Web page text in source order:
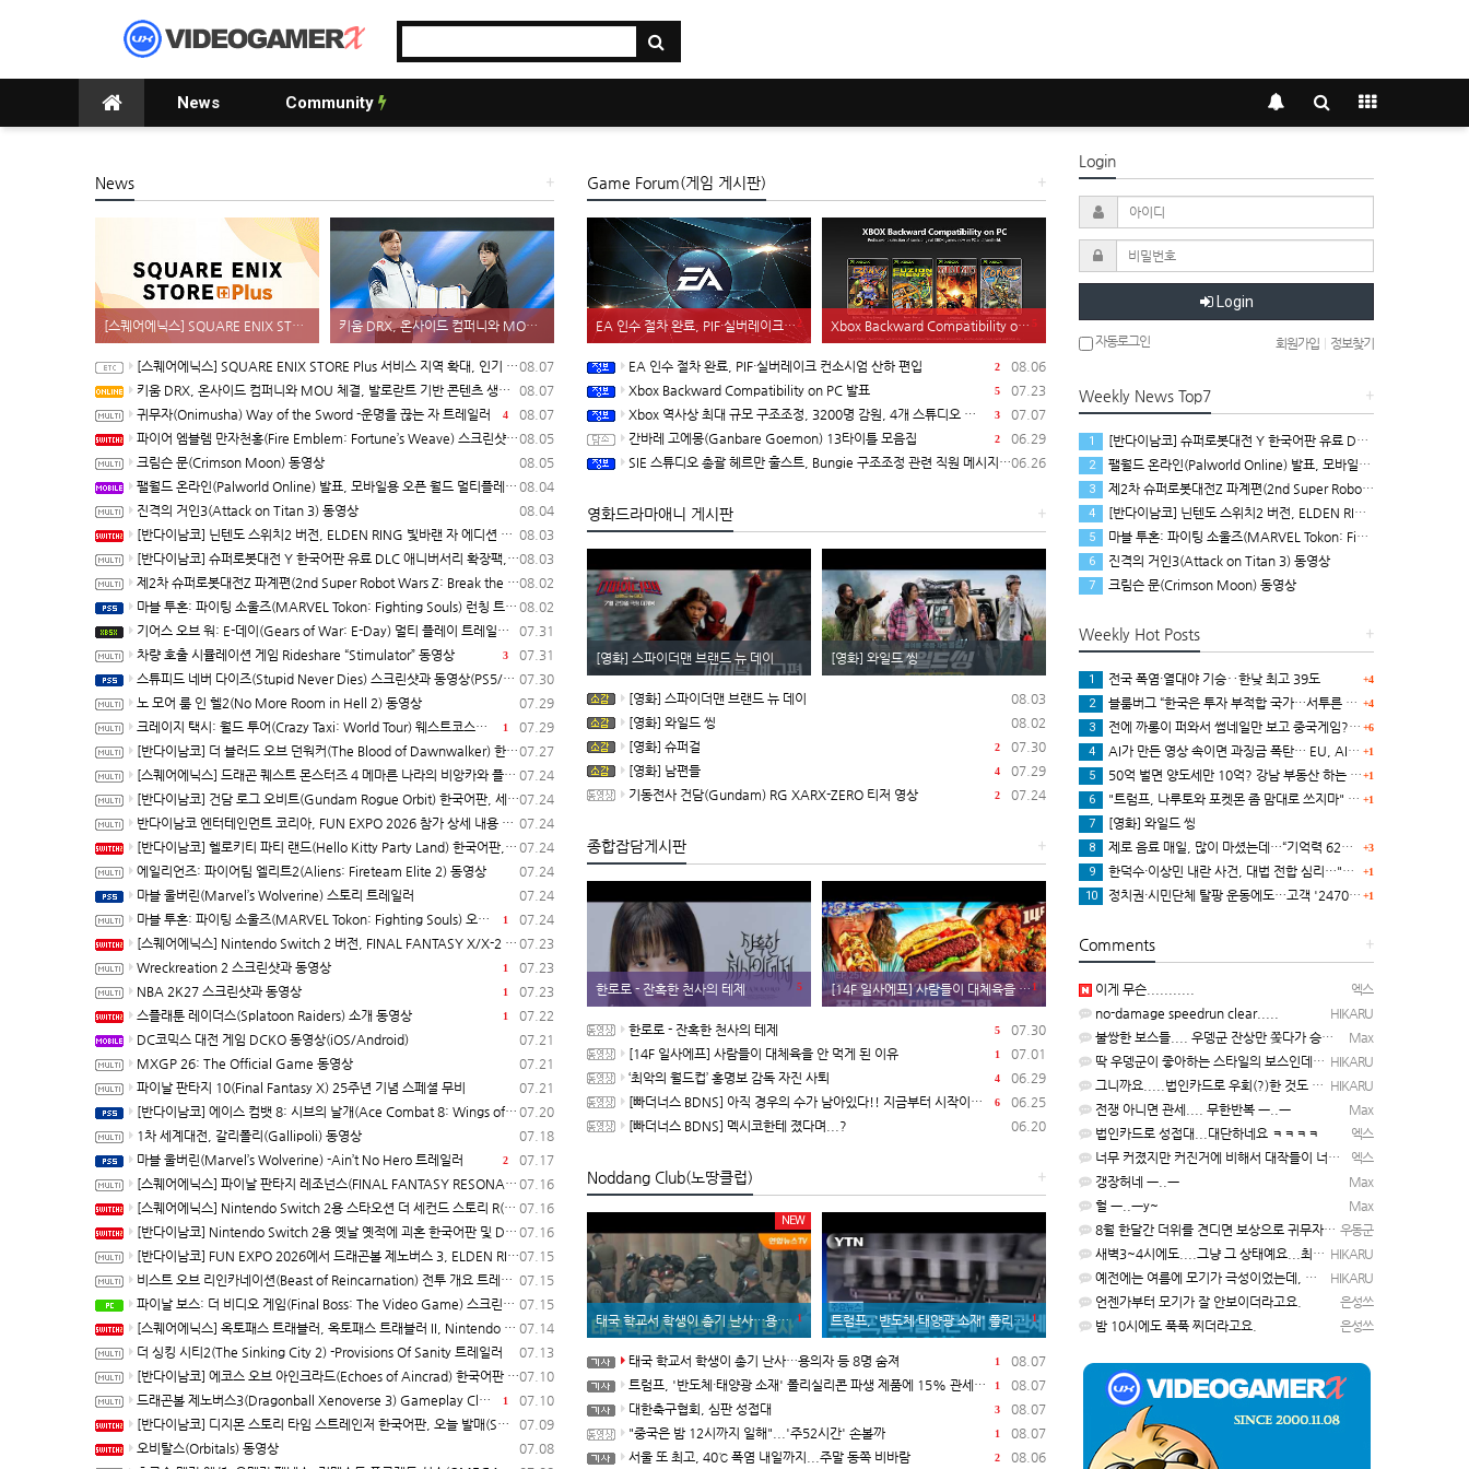
News Community
+
News
[스퀘어에닉스] SQUARE ENIX STORE Plus 서비스 지역 확대, 인기 신상품 라인업 순차적 입고 키움 DRX, 온사이드 컴퍼니와 MOU 체결, 발로란트 기반 콘텐츠 생태계 확장
08.07
[스퀘어에닉스] SQUARE ENIX STORE Plus 서비스 지역 확대, 인기 신상품 라인업 순차적 입고
08.07
키움 DRX, 온사이드 컴퍼니와 MOU 체결, 발로란트 기반 콘텐츠 생태계 확장
4 08.07
귀무자(Onimusha) Way of the Sword -운명을 끊는 자 트레일러
08.05
파이어 엠블렘 만자천홍(Fire Emblem: Fortune’s Weave) 스크린샷과 동영상(한국어 자막)
08.05
크림슨 문(Crimson Moon) 동영상
08.04
팰월드 온라인(Palworld Online) 발표, 모바일용 오픈 월드 멀티플레이 생존 크래프트
08.04
진격의 거인3(Attack on Titan 3) 동영상
08.03
[반다이남코] 닌텐도 스위치2 버전, ELDEN RING 빛바랜 자 에디션 패키지 예약 판매, 8월 5일 시작
08.03
[반다이남코] 슈퍼로봇대전 Y 한국어판 유료 DLC 애니버서리 확장팩, 8월 5일 판매 시작
08.02
제2차 슈퍼로봇대전Z 파계편(2nd Super Robot Wars Z: Break the World Chapter) Remastered 제작 결정
08.02
마블 투혼: 파이팅 소울즈(MARVEL Tokon: Fighting Souls) 런칭 트레일러
07.31
기어스 오브 워: E-데이(Gears of War: E-Day) 멀티 플레이 트레일러(XBSX/PC)
3 07.31
차량 호출 시뮬레이션 게임 Rideshare “Stimulator” 동영상
07.30
스튜피드 네버 다이즈(Stupid Never Dies) 스크린샷과 동영상(PS5/PC)
07.29
노 모어 룸 인 헬2(No More Room in Hell 2) 동영상
1 07.29
크레이지 택시: 월드 투어(Crazy Taxi: World Tour) 웨스트코스트 맵 트레일러(한국어 자막)
07.27
[반다이남코] 더 블러드 오브 던워커(The Blood of Dawnwalker) 한국어판 패키지 예약 판매, 7월 29일 시작
07.24
[스퀘어에닉스] 드래곤 퀘스트 몬스터즈 4 메마른 나라의 비앙카와 플로라, 배틀과 배합 등 최신 정보 공개
07.24
[반다이남코] 건담 로그 오비트(Gundam Rogue Orbit) 한국어판, 세계관 공개
07.24
반다이남코 엔터테인먼트 코리아, FUN EXPO 2026 참가 상세 내용 공개
07.24
[반다이남코] 헬로키티 파티 랜드(Hello Kitty Party Land) 한국어판, 다운로드 버전 예약 판매 시작
07.24
에일리언즈: 파이어팀 엘리트2(Aliens: Fireteam Elite 2) 동영상
07.24
마블 울버린(Marvel’s Wolverine) 스토리 트레일러
1 07.24
마블 투혼: 파이팅 소울즈(MARVEL Tokon: Fighting Souls) 오프닝 동영상
07.23
[스퀘어에닉스] Nintendo Switch 2 버전, FINAL FANTASY X/X-2 HD Remaster, 오늘 발매
1 07.23
Wreckreation 2 스크린샷과 동영상
1 07.23
NBA 2K27 스크린샷과 동영상
1 07.22
스플래툰 레이더스(Splatoon Raiders) 소개 동영상
07.21
DC코믹스 대전 게임 DCKO 동영상(iOS/Android)
07.21
MXGP 26: The Official Game 동영상
07.21
파이날 판타지 10(Final Fantasy X) 25주년 기념 스페셜 무비
07.20
[반다이남코] 에이스 컴뱃 8: 시브의 날개(Ace Combat 8: Wings of Theve) 한국어판, PS5용 패키지 예약 판매, 7월 21일 시작
07.18
1차 세계대전, 갈리폴리(Gallipoli) 동영상
2 07.17
마블 울버린(Marvel’s Wolverine) -Ain’t No Hero 트레일러
07.16
[스퀘어에닉스] 파이날 판타지 레조넌스(FINAL FANTASY RESONANCE) 다운로드 버전 예약 판매 개시, 최신 트레일러 및 정보 공개
07.16
[스퀘어에닉스] Nintendo Switch 2용 스타오션 더 세컨드 스토리 R(Star Ocean The Second Story R) 발매 개시
07.16
[반다이남코] Nintendo Switch 2용 옛날 옛적에 괴혼 한국어판 및 DLC Rolling LIVE Highlights 다운로드 전용으로 10월 8일 발매
07.15
[반다이남코] FUN EXPO 2026에서 드래곤볼 제노버스 3, ELDEN RING 빛바랜 자 에디션, 국내 첫 공개 체험 실시
07.15
비스트 오브 리인카네이션(Beast of Reincarnation) 전투 개요 트레일러
07.15
파이날 보스: 더 비디오 게임(Final Boss: The Video Game) 스크린샷과 동영상
07.14
[스퀘어에닉스] 옥토패스 트래블러, 옥토패스 트래블러 II, Nintendo Switch 2 다운로드 버전, 10월 1일 발매 결정, 예약 판매 개시
07.13
더 싱킹 시티2(The Sinking City 2) -Provisions Of Sanity 트레일러
07.10
[반다이남코] 에코스 오브 아인크라드(Echoes of Aincrad) 한국어판 발매 개시
1 07.10
드래곤볼 제노버스3(Dragonball Xenoverse 3) Gameplay Closer Look 트레일러
07.09
[반다이남코] 디지몬 스토리 타임 스트레인저 한국어판, 오늘 발매(Switch/Switch2)
07.08
오비탈스(Orbitals) 동영상
+
Game Forum(게임 게시판)
2
EA 인수 절차 완료, PIF·실버레이크 컨소시엄 산하 편입 5
Xbox Backward Compatibility on PC 발표
2 08.06
EA 인수 절차 완료, PIF·실버레이크 컨소시엄 산하 편입
5 07.23
Xbox Backward Compatibility on PC 발표
3 07.07
Xbox 역사상 최대 규모 구조조정, 3200명 감원, 4개 스튜디오 분리
2 06.29
간바레 고에몽(Ganbare Goemon) 13타이틀 모음집
06.26
SIE 스튜디오 총괄 헤르만 훌스트, Bungie 구조조정 관련 직원 메시지 공개
+
영화드라마애니 게시판
[영화] 스파이더맨 브랜드 뉴 데이 [영화] 와일드 씽
08.03
[영화] 스파이더맨 브랜드 뉴 데이
08.02
[영화] 와일드 씽
2 07.30
[영화] 슈퍼걸
4 07.29
[영화] 남편들
2 07.24
기동전사 건담(Gundam) RG XARX-ZERO 티저 영상
+
종합잡담게시판
5
한로로 - 잔혹한 천사의 테제 1
[14F 일사에프] 사람들이 대체육을 안 먹게 된 이유
5 07.30
한로로 - 잔혹한 천사의 테제
1 07.01
[14F 일사에프] 사람들이 대체육을 안 먹게 된 이유
4 06.29
‘최악의 월드컵’ 홍명보 감독 자진 사퇴
6 06.25
[빠더너스 BDNS] 아직 경우의 수가 남아있다!! 지금부터 시작이야!!
06.20
[빠더너스 BDNS] 멕시코한테 졌다며...?
+
Noddang Club(노땅클럽)
NEW
1
태국 학교서 학생이 총기 난사…용의자 등 8명 숨져 1
트럼프, '반도체·태양광 소재' 폴리실리콘 파생 제품에 15% 관세...한국 기업도 영향
1 08.07
태국 학교서 학생이 총기 난사…용의자 등 8명 숨져
1 08.07
트럼프, '반도체·태양광 소재' 폴리실리콘 파생 제품에 15% 관세...한국 기업도 영향
3 08.07
대한축구협회, 심판 성접대
1 08.07
"중국은 밤 12시까지 일해"...'주52시간' 손볼까
2 08.06
서울 또 최고, 40℃ 폭염 내일까지...주말 동쪽 비바람
Login
Login
자동로그인 회원가입 정보찾기
+
Weekly News Top7
1 [반다이남코] 슈퍼로봇대전 Y 한국어판 유료 DLC 애니버서리 확장팩, 8월 5일 판매 시작
2 팰월드 온라인(Palworld Online) 발표, 모바일용 오픈 월드 멀티플레이 생존 크래프트
3 제2차 슈퍼로봇대전Z 파계편(2nd Super Robot Wars Z: Break the World Chapter) Remastered 제작 결정
4 [반다이남코] 닌텐도 스위치2 버전, ELDEN RING 빛바랜 자 에디션 패키지 예약 판매, 8월 5일 시작
5 마블 투혼: 파이팅 소울즈(MARVEL Tokon: Fighting Souls) 런칭 트레일러
6 진격의 거인3(Attack on Titan 3) 동영상
7 크림슨 문(Crimson Moon) 동영상
+
Weekly Hot Posts
+4
1 전국 폭염·열대야 기승‥한낮 최고 39도
+4
2 블룸버그 “한국은 투자 부적합 국가…서투른 정책이 투자자에게 트라우마”
+6
3 전에 까롱이 퍼와서 썸네일만 보고 중국게임?으로 오해했던
+1
4 AI가 만든 영상 속이면 과징금 폭탄… EU, AI법 투명성 의무 본격 가동
+1
5 50억 벌면 양도세만 10억? 강남 부동산 하는 말이..
+1
6 "트럼프, 나루토와 포켓몬 좀 맘대로 쓰지마" 日 정부, 여러번 '공식 우려' 표명
7 [영화] 와일드 씽
+3
8 제로 음료 매일, 많이 마셨는데…“기억력 62% 더 빨리 떨어진다
+1
9 한덕수·이상민 내란 사건, 대법 전합 심리…"역사적 사법평가"(종합)
+1
10 정치권·시민단체 탈팡 운동에도…고객 '2470만명' 원상 회복, "고물가에 돌팡"
+
Comments
엑스
이게 무슨...........
HIKARU
no-damage speedrun clear.....
Max
불쌍한 보스들.... 우뎅군 잔상만 쫒다가 승천하게 될듯 ㅡ..ㅡy~
HIKARU
딱 우뎅군이 좋아하는 스타일의 보스인데요..ㅋ ㅋ)
HIKARU
그니까요.....법인카드로 우회(?)한 것도 아니고, 대놓고...ㅋ ㅋ)
Max
전쟁 아니면 관세.... 무한반복 ㅡ..ㅡ
엑스
법인카드로 성접대...대단하네요 ㅋㅋㅋㅋ
엑스
너무 커졌지만 커진거에 비해서 대작들이 너무 줄었죠.........
Max
갱장허네 ㅡ..ㅡ
Max
헐 ㅡ..ㅡy~
우동군
8월 한달간 더위를 견디면 보상으로 귀무자가 나와요!
HIKARU
새벽3~4시에도....그냥 그 상태예요...최근 1주일은....
HIKARU
예전에는 여름에 모기가 극성이었는데, 여름에는 안나오는 것 같은.....ㅎ ㅎ)
은성쓰
언젠가부터 모기가 잘 안보이더라고요.
은성쓰
밤 10시에도 푹푹 찌더라고요.